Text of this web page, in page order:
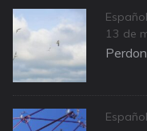
Español
Posted
on
13 de
Español